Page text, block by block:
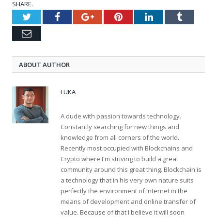
SHARE.
TwitterFacebookGoogle+PinterestLinkedInTumblr
Email
ABOUT AUTHOR
LUKA
A dude with passion towards technology.
Constantly searching for new things and
knowledge from all corners of the world.
Recently most occupied with Blockchains and
Crypto where I'm striving to build a great
community around this great thing. Blockchain is
a technology that in his very own nature suits
perfectly the environment of Internet in the
means of development and online transfer of
value. Because of that I believe it will soon